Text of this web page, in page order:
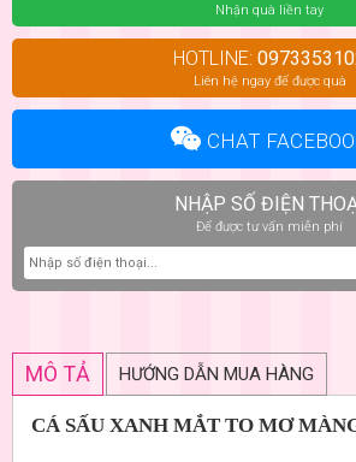
Nhận quà liền tay
HOTLINE:
Liên hệ ngay để được quà
CHAT
NHẬP SỐ ĐIỆN
Để được tư vấn miễn phí
MÔ TẢ HƯỚNG DẪN MUA HÀNG
CÁ SẤU XANH MẮT TO MƠ